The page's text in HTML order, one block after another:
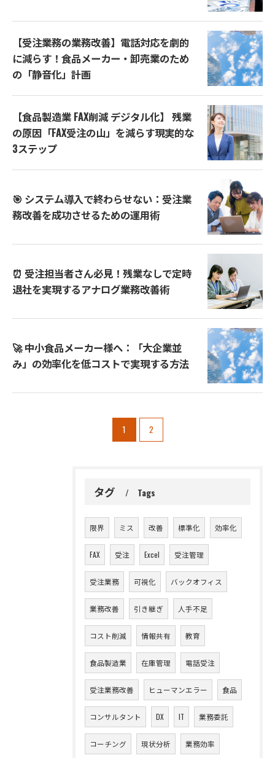
【受注業務の業務改善】電話対応を劇的
に減らす！食品メーカー・卸売業のため
の「静音化」計画
【食品製造業 FAX削減 デジタル化】 残業
の原因「FAX受注の山」を減らす現実的な
3ステップ
🎯 システム導入で終わらせない：受注業
務改善を成功させるための運用術
⏰ 受注担当者さん必見！残業なしで定時
退社を実現するアナログ業務改善術
🚀 中小食品メーカー様へ：「大企業並
み」の効率化を低コストで実現する方法
1 2
タグ Tags
限界 ミス 改善 標準化 効率化
FAX 受注 Excel 受注管理
受注業務 可視化 バックオフィス
業務改善 引き継ぎ 人手不足
コスト削減 情報共有 教育
食品製造業 在庫管理 電話受注
受注業務改善 ヒューマンエラー 食品
コンサルタント DX IT 業務委託
コーチング 現状分析 業務効率
お問い合わせはこちら